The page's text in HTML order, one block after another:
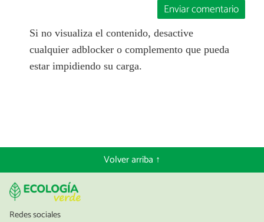
Enviar comentario
Si no visualiza el contenido, desactive
cualquier adblocker o complemento que pueda
estar impidiendo su carga.
Volver arriba ↑
Redes sociales